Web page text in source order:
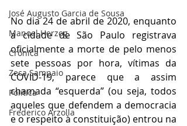
José Augusto Garcia de Sousa
Manoel Herzog
Crônica
Zeca Sampaio
Política
Frederico Arzolla
No dia 24 de abril de 2020, enquanto
a cidade de São Paulo registrava
oficialmente a morte de pelo menos
sete pessoas por hora, vítimas da
COVID-19, parece que a assim
chamada “esquerda” (ou seja, todos
aqueles que defendem a democracia
e o respeito à constituição) entrou na